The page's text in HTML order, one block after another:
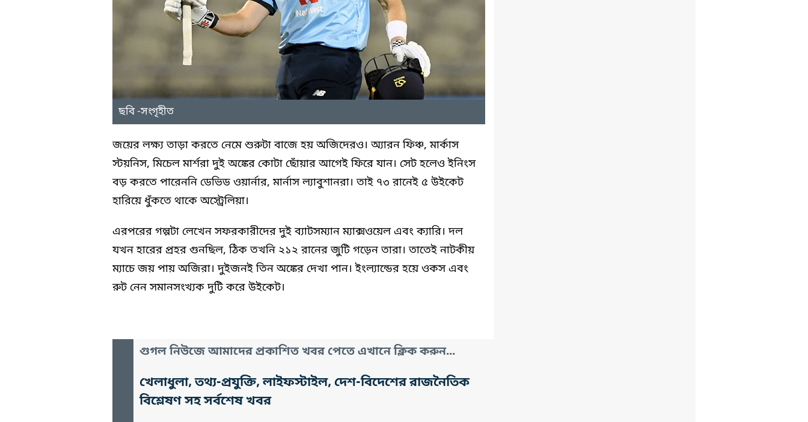
ছবি -সংগৃহীত
জয়ের লক্ষ্য তাড়া করতে নেমে শুরুটা বাজে হয় অজিদেরও। অ্যারন ফিঞ্চ, মার্কাস
স্টয়নিস, মিচেল মার্শরা দুই অঙ্কের কোটা ছোঁয়ার আগেই ফিরে যান। সেট হলেও ইনিংস
বড় করতে পারেননি ডেভিড ওয়ার্নার, মার্নাস ল্যাবুশানরা। তাই ৭৩ রানেই ৫ উইকেট
হারিয়ে ধুঁকতে থাকে অস্ট্রেলিয়া।
এরপরের গল্পটা লেখেন সফরকারীদের দুই ব্যাটসম্যান ম্যাক্সওয়েল এবং ক্যারি। দল
যখন হারের প্রহর গুনছিল, ঠিক তখনি ২১২ রানের জুটি গড়েন তারা। তাতেই নাটকীয়
ম্যাচে জয় পায় অজিরা। দুইজনই তিন অঙ্কের দেখা পান। ইংল্যান্ডের হয়ে ওকস এবং
রুট নেন সমানসংখ্যক দুটি করে উইকেট।
গুগল নিউজে আমাদের প্রকাশিত খবর পেতে এখানে ক্লিক করুন...
খেলাধুলা, তথ্য-প্রযুক্তি, লাইফস্টাইল, দেশ-বিদেশের রাজনৈতিক
বিশ্লেষণ সহ সর্বশেষ খবর